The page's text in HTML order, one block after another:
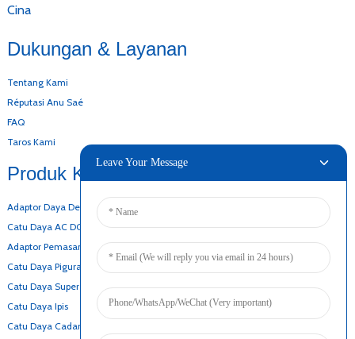
Cina
Dukungan & Layanan
Tentang Kami
Réputasi Anu Saé
FAQ
Taros Kami
Produk Kami
Adaptor Daya Desktop
Catu Daya AC DC
Adaptor Pemasangan Tembok
Catu Daya Pigura Kabuka
Catu Daya Super Ipis
Catu Daya Ipis
Catu Daya Cadangan Batré
Leave Your Message